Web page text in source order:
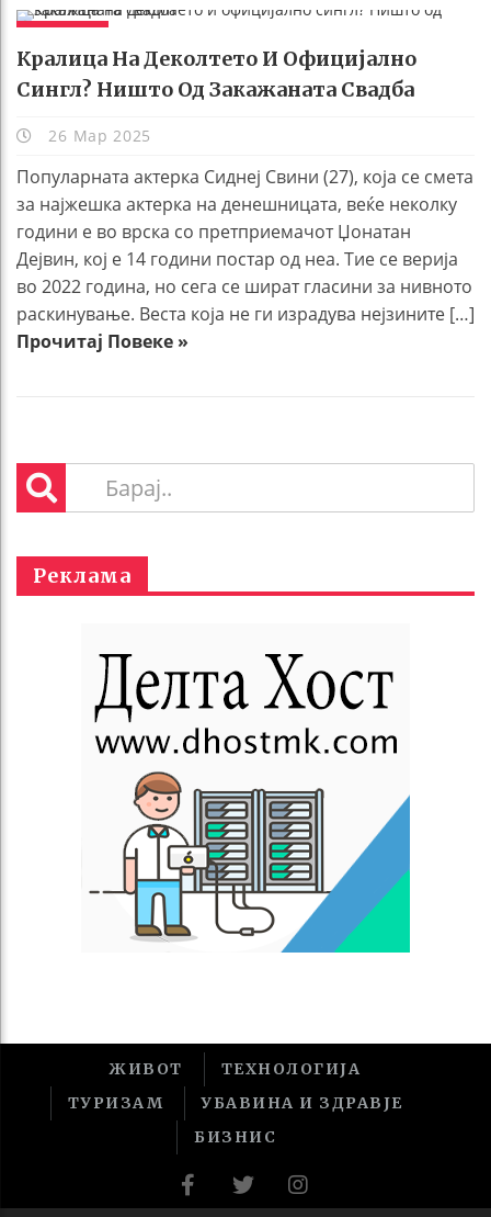
Кралица На Деколтето И Официјално
Сингл? Ништо Од Закажаната Свадба
26 Мар 2025
Популарната актерка Сиднеј Свини (27), која се смета
за најжешка актерка на денешницата, веќе неколку
години е во врска со претприемачот Џонатан
Дејвин, кој е 14 години постар од неа. Тие се верија
во 2022 година, но сега се шират гласини за нивното
раскинување. Веста која не ги израдува нејзините […]
Прочитај Повеке »
Реклама
ЖИВОТ
ТЕХНОЛОГИЈА
ТУРИЗАМ
УБАВИНА И ЗДРАВЈЕ
БИЗНИС